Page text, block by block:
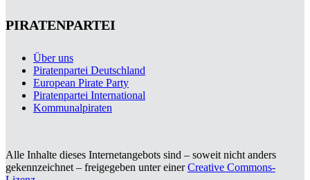
PIRATENPARTEI
Über uns
Piratenpartei Deutschland
European Pirate Party
Piratenpartei International
Kommunalpiraten
Alle Inhalte dieses Internetangebots sind – soweit nicht anders
gekennzeichnet – freigegeben unter einerCreative Commons-